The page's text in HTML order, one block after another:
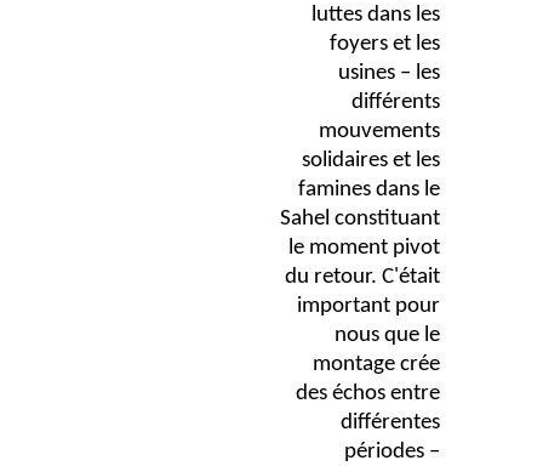
luttes dans les
foyers et les
usines – les
différents
mouvements
solidaires et les
famines dans le
Sahel constituant
le moment pivot
du retour. C'était
important pour
nous que le
montage crée
des échos entre
différentes
périodes –